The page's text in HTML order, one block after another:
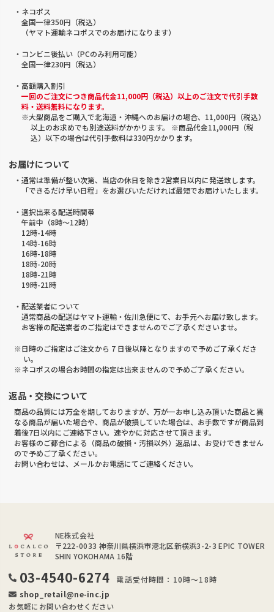
・ネコポス
全国一律350円（税込）
（ヤマト運輸ネコポスでのお届けになります）
・コンビニ後払い（PCのみ利用可能）
全国一律230円（税込）
・高額購入割引
一回のご注文につき商品代金11,000円（税込）以上のご注文で代引手数
料・送料無料になります。
※大型商品をご購入で北海道・沖縄へのお届けの場合、11,000円（税込）
以上のお求めでも別途送料がかかります。 ※商品代金11,000円（税
込）以下の場合は代引手数料は330円かかります。
お届けについて
・通常は準備が整い次第、当店の休日を除き2営業日以内に発送致します。
「できるだけ早い日程」をお選びいただければ最短でお届けいたします。
・選択出来る配送時間帯
午前中（8時～12時）
12時-14時
14時-16時
16時-18時
18時-20時
18時-21時
19時-21時
・配送業者について
通常商品の配送はヤマト運輸・佐川急便にて、お手元へお届け致します。
お客様の配送業者のご指定はできませんのでご了承くださいませ。
※日時のご指定はご注文から 7 日後以降となりますので予めご了承くださ
い。
※ネコポスの場合お時間の指定は出来ませんので予めご了承ください。
返品・交換について
商品の品質には万全を期しておりますが、万が一お申し込み頂いた商品と異
なる商品が届いた場合や、商品が破損していた場合は、お手数ですが商品到
着後7日以内にご連絡下さい。速やかに対応させて頂きます。
お客様のご都合による（商品の破損・汚損以外）返品は、お受けできません
ので予めご了承ください。
お問い合わせは、メールかお電話にてご連絡ください。
NE株式会社
〒222-0033 神奈川県横浜市港北区新横浜3-2-3 EPIC TOWER
SHIN YOKOHAMA 16階
03-4540-6274
電話受付時間：10時～18時
shop_retail@ne-inc.jp
お気軽にお問い合わせください